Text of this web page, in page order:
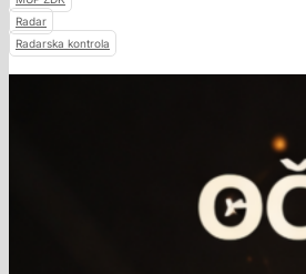
Radar
Radarska kontrola